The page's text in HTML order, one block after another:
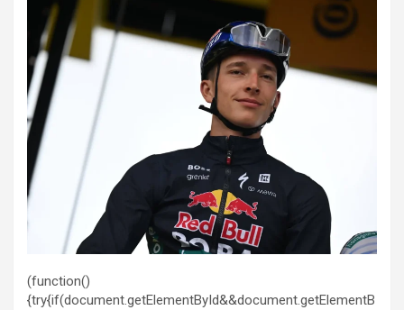
(function()
{try{if(document.getElementById&&document.getElementB